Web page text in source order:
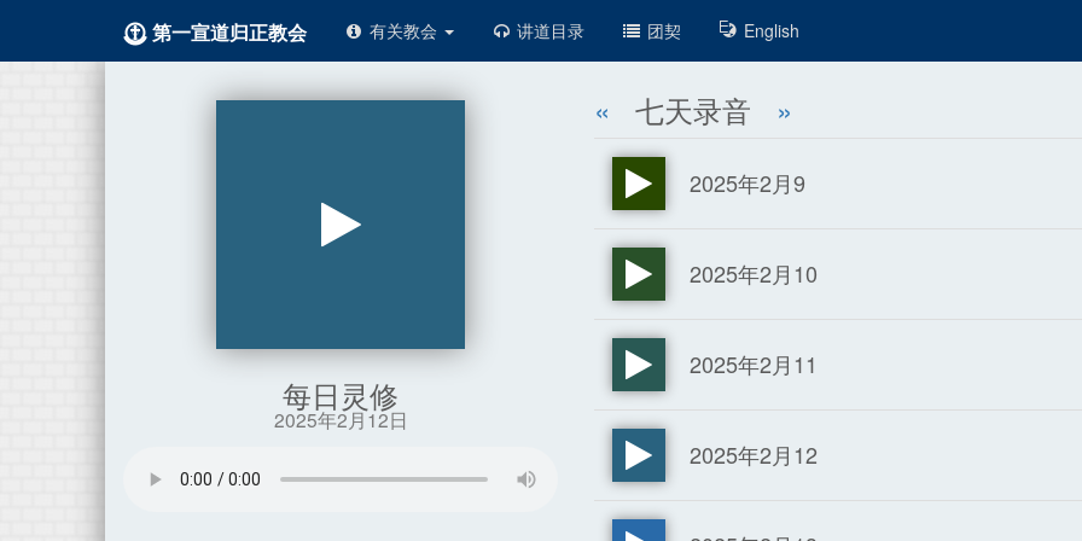
第一宣道归正教会 有关教会 讲道目录 团契 English
每日灵修
2025年2月12日
« 七天录音 »
2025年2月9
2025年2月10
2025年2月11
2025年2月12